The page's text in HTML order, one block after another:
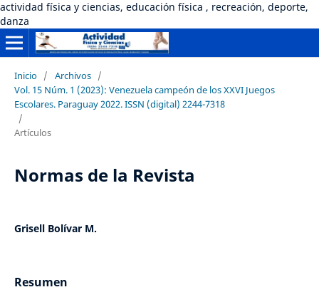
actividad física y ciencias, educación física , recreación, deporte,
danza
Inicio / Archivos /
Vol. 15 Núm. 1 (2023): Venezuela campeón de los XXVI Juegos
Escolares. Paraguay 2022. ISSN (digital) 2244-7318
/
Artículos
Normas de la Revista
Grisell Bolívar M.
Resumen